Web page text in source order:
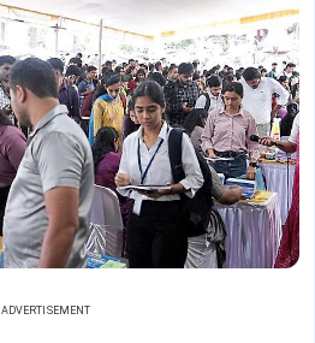
ADVERTISEMENT